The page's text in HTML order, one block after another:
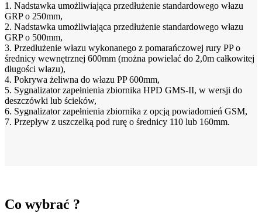
1. Nadstawka umożliwiająca przedłużenie standardowego włazu
GRP o 250mm,
2. Nadstawka umożliwiająca przedłużenie standardowego włazu
GRP o 500mm,
3. Przedłużenie włazu wykonanego z pomarańczowej rury PP o
średnicy wewnętrznej 600mm (można powielać do 2,0m całkowitej
długości włazu),
4. Pokrywa żeliwna do włazu PP 600mm,
5. Sygnalizator zapełnienia zbiornika HPD GMS-II, w wersji do
deszczówki lub ścieków,
6. Sygnalizator zapełnienia zbiornika z opcją powiadomień GSM,
7. Przepływ z uszczelką pod rurę o średnicy 110 lub 160mm.
Co wybrać ?